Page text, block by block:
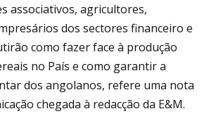
associativos, agricultores,
dos sectores financeiro e
como fazer face à produção
no País e como garantir a
dos angolanos, refere uma nota
chegada à redacção da E&M.